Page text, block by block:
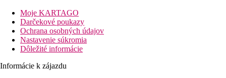
Vybavenie
Recepcia, zmenáreň, reštaurácia, bar a maurská kaviareň, à la
carte reštaurácia. Vonku bazén s terasou na slnenie s lehátkami a
slnečníkmi zadarmo, snack bar pri bazéne.
Moje KARTAGO
Darčekové poukazy
Ochrana osobných údajov
Nastavenie súkromia
Dôležité informácie
Informácie k zájazdu